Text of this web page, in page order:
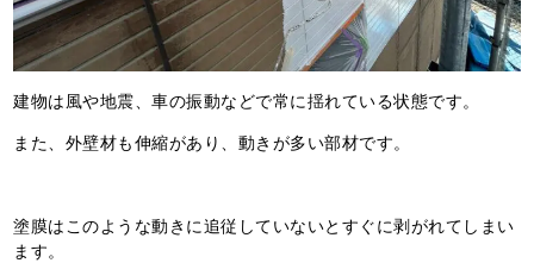
建物は風や地震、車の振動などで常に揺れている状態です。
また、外壁材も伸縮があり、動きが多い部材です。
塗膜はこのような動きに追従していないとすぐに剥がれてしまい
ます。